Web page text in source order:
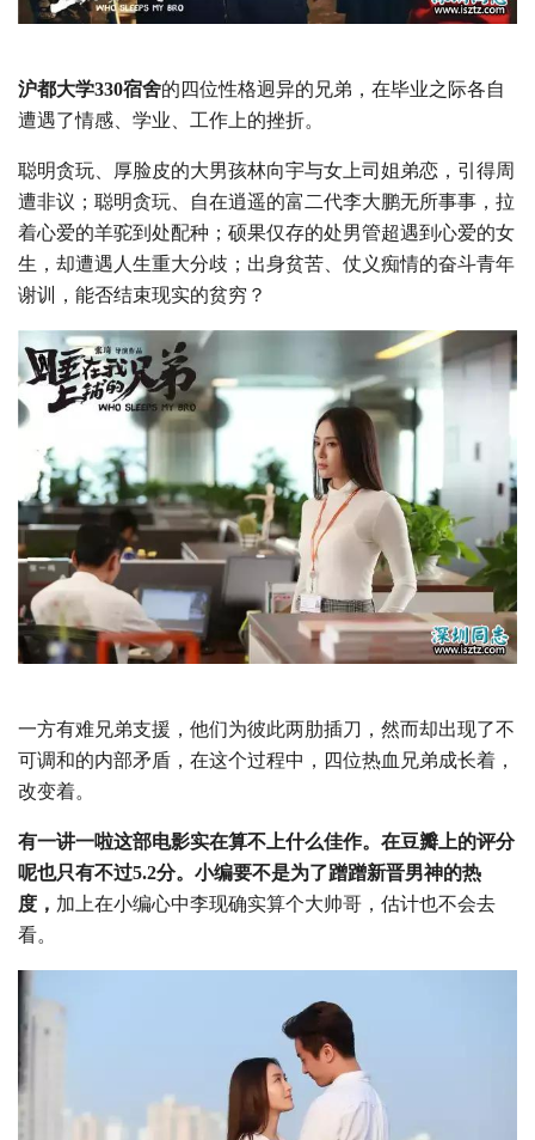
沪都大学330宿舍的四位性格迥异的兄弟，在毕业之际各自
遭遇了情感、学业、工作上的挫折。
聪明贪玩、厚脸皮的大男孩林向宇与女上司姐弟恋，引得周
遭非议；聪明贪玩、自在逍遥的富二代李大鹏无所事事，拉
着心爱的羊驼到处配种；硕果仅存的处男管超遇到心爱的女
生，却遭遇人生重大分歧；出身贫苦、仗义痴情的奋斗青年
谢训，能否结束现实的贫穷？
一方有难兄弟支援，他们为彼此两肋插刀，然而却出现了不
可调和的内部矛盾，在这个过程中，四位热血兄弟成长着，
改变着。
有一讲一啦这部电影实在算不上什么佳作。在豆瓣上的评分
呢也只有不过5.2分。小编要不是为了蹭蹭新晋男神的热
度， 加上在小编心中李现确实算个大帅哥，估计也不会去
看。